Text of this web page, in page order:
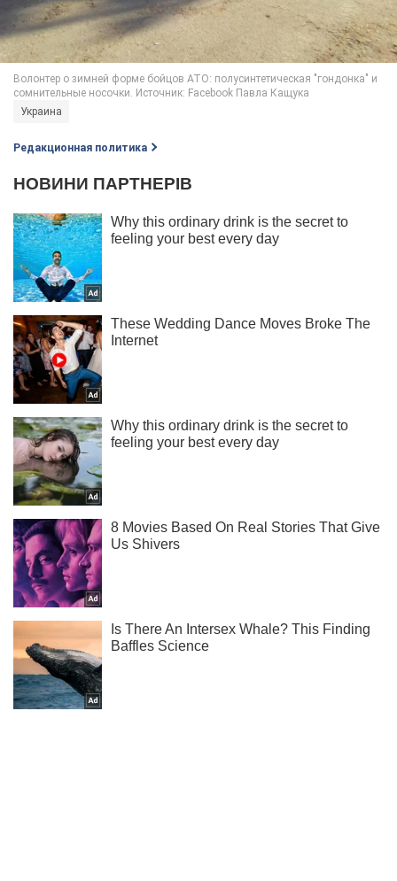
Украина
Редакционная политика